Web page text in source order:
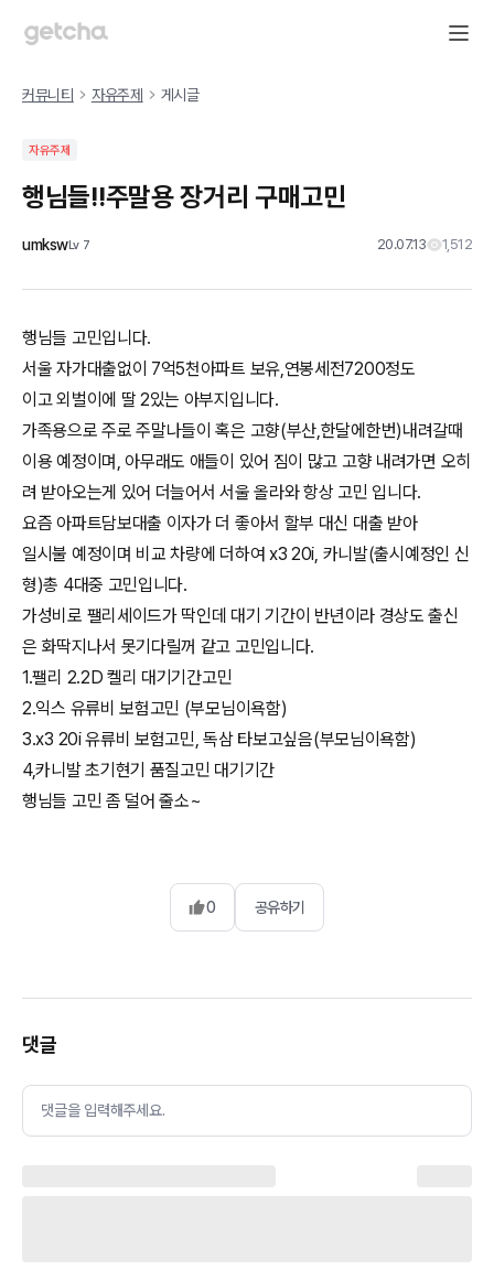
커뮤니티 자유주제 게시글
자유주제
행님들!!주말용 장거리 구매고민
umkswLv 7 20.07.13 1,512
행님들 고민입니다.
서울 자가대출없이 7억5천아파트 보유,연봉세전7200정도
이고 외벌이에 딸 2있는 아부지입니다.
가족용으로 주로 주말나들이 혹은 고향(부산,한달에한번)내려갈때
이용 예정이며, 아무래도 애들이 있어 짐이 많고 고향 내려가면 오히
려 받아오는게 있어 더늘어서 서울 올라와 항상 고민 입니다.
요즘 아파트담보대출 이자가 더 좋아서 할부 대신 대출 받아
일시불 예정이며 비교 차량에 더하여 x3 20i, 카니발(출시예정인 신
형)총 4대중 고민입니다.
가성비로 팰리세이드가 딱인데 대기 기간이 반년이라 경상도 출신
은 화딱지나서 못기다릴꺼 같고 고민입니다.
1.팰리 2.2D 켈리 대기기간고민
2.익스 유류비 보험고민 (부모님이욕함)
3.x3 20i 유류비 보험고민, 독삼 타보고싶음(부모님이욕함)
4,카니발 초기현기 품질고민 대기기간
행님들 고민 좀 덜어 줄소~
0 공유하기
댓글
댓글을 입력해주세요.